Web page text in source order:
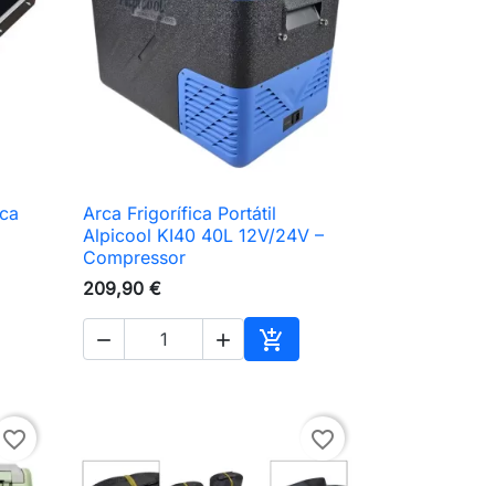
ao carrinho
 Vista rápida
Arca Frigorífica Portátil
Alpicool KI40 40L 12V/24V –
Compressor
209,90 €
  
Adicionar ao carrinho
favorite_border favorite_border